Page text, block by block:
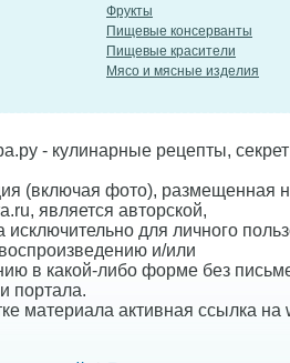
Фрукты
Пищевые консерванты
Пищевые красители
Мясо и мясные изделия
- кулинарные рецепты,
(включая фото), размещенная
является авторской,
исключительно для личного
и/или
в какой-либо форме без
портала.
материала активная ссылка на